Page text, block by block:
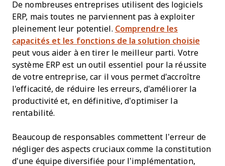
De nombreuses entreprises utilisent des logiciels
ERP, mais toutes ne parviennent pas à exploiter
pleinement leur potentiel. Comprendre les
capacités et les fonctions de la solution choisie
peut vous aider à en tirer le meilleur parti. Votre
système ERP est un outil essentiel pour la réussite
de votre entreprise, car il vous permet d'accroître
l'efficacité, de réduire les erreurs, d'améliorer la
productivité et, en définitive, d’optimiser la
rentabilité.
Beaucoup de responsables commettent l’erreur de
négliger des aspects cruciaux comme la constitution
d'une équipe diversifiée pour l’implémentation,